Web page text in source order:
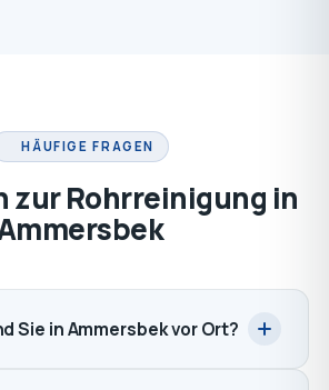
HÄUFIGE FRAGEN
zur Rohrreinigung in
Sie in Ammersbek vor Ort?